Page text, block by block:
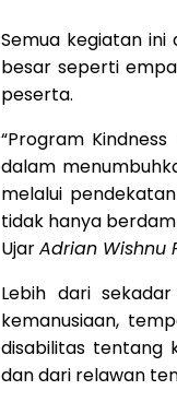
Semua kegiatan
besar seperti
peserta.
“Program
dalam
melalui
tidak hanya
UjarAdrian Wishnu
Lebih dari
kemanusiaan,
disabilitas tentang
dan dari relawan